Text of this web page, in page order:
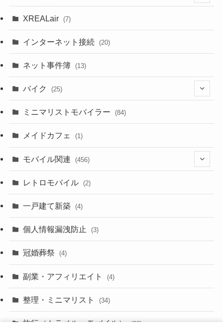
(9)
(18)
(2)
(10)
(18)
(19)
(6)
(8)
(18)
(13)
XREALair (7)
インターネット接続 (20)
ネット事件簿 (13)
バイク (25)
(8)
(23)
ミニマリストモバイラー (84)
メイドカフェ (1)
モバイル関連 (456)
(7)
(29)
(3)
(3)
レトロモバイル (2)
一戸建て新築 (4)
個人情報漏洩防止 (3)
冠婚葬祭 (4)
副業・アフィリエイト (4)
整理・ミニマリスト (34)
旅行（トラベル・モバイル） (28)